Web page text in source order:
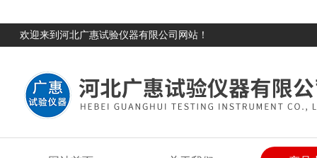
欢迎来到河北广惠试验仪器有限公司网站！